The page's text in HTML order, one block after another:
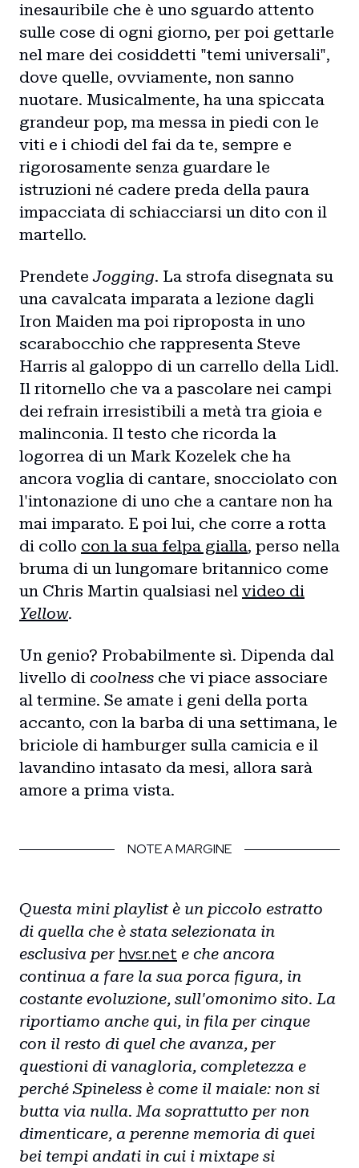
inesauribile che è uno sguardo attento
sulle cose di ogni giorno, per poi gettarle
nel mare dei cosiddetti "temi universali",
dove quelle, ovviamente, non sanno
nuotare. Musicalmente, ha una spiccata
grandeur pop, ma messa in piedi con le
viti e i chiodi del fai da te, sempre e
rigorosamente senza guardare le
istruzioni né cadere preda della paura
impacciata di schiacciarsi un dito con il
martello.
PrendeteJogging. La strofa disegnata su
una cavalcata imparata a lezione dagli
Iron Maiden ma poi riproposta in uno
scarabocchio che rappresenta Steve
Harris al galoppo di un carrello della Lidl.
Il ritornello che va a pascolare nei campi
dei refrain irresistibili a metà tra gioia e
malinconia. Il testo che ricorda la
logorrea di un Mark Kozelek che ha
ancora voglia di cantare, snocciolato con
l'intonazione di uno che a cantare non ha
mai imparato. E poi lui, che corre a rotta
di collo con la sua felpa gialla, perso nella
bruma di un lungomare britannico come
un Chris Martin qualsiasi nel video di
Yellow.
Un genio? Probabilmente sì. Dipenda dal
livello di coolness che vi piace associare
al termine. Se amate i geni della porta
accanto, con la barba di una settimana, le
briciole di hamburger sulla camicia e il
lavandino intasato da mesi, allora sarà
amore a prima vista.
NOTE A MARGINE
Questa mini playlist è un piccolo estratto
di quella che è stata selezionata in
esclusiva per hvsr.net e che ancora
continua a fare la sua porca figura, in
costante evoluzione, sull'omonimo sito. La
riportiamo anche qui, in fila per cinque
con il resto di quel che avanza, per
questioni di vanagloria, completezza e
perché Spineless è come il maiale: non si
butta via nulla. Ma soprattutto per non
dimenticare, a perenne memoria di quei
bei tempi andati in cui i mixtape si